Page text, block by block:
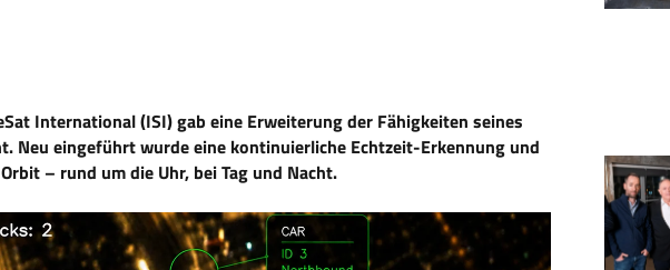
International (ISI) gab eine Erweiterung der Fähigkeiten seines
Neu eingeführt wurde eine kontinuierliche Echtzeit-Erkennung und
– rund um die Uhr, bei Tag und Nacht.